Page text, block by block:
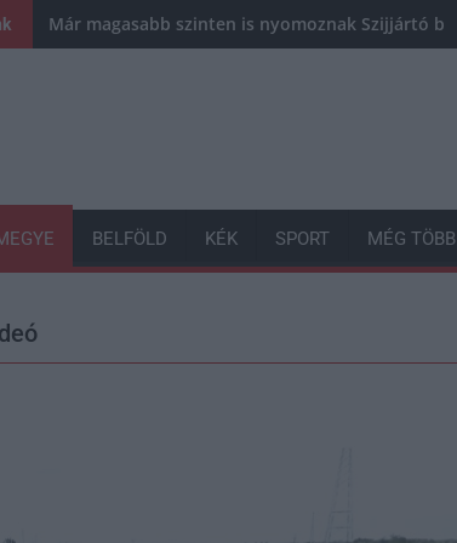
Már magasabb szinten is nyomoznak Szijjártó
BELFÖLD KÉK SPORT MÉG